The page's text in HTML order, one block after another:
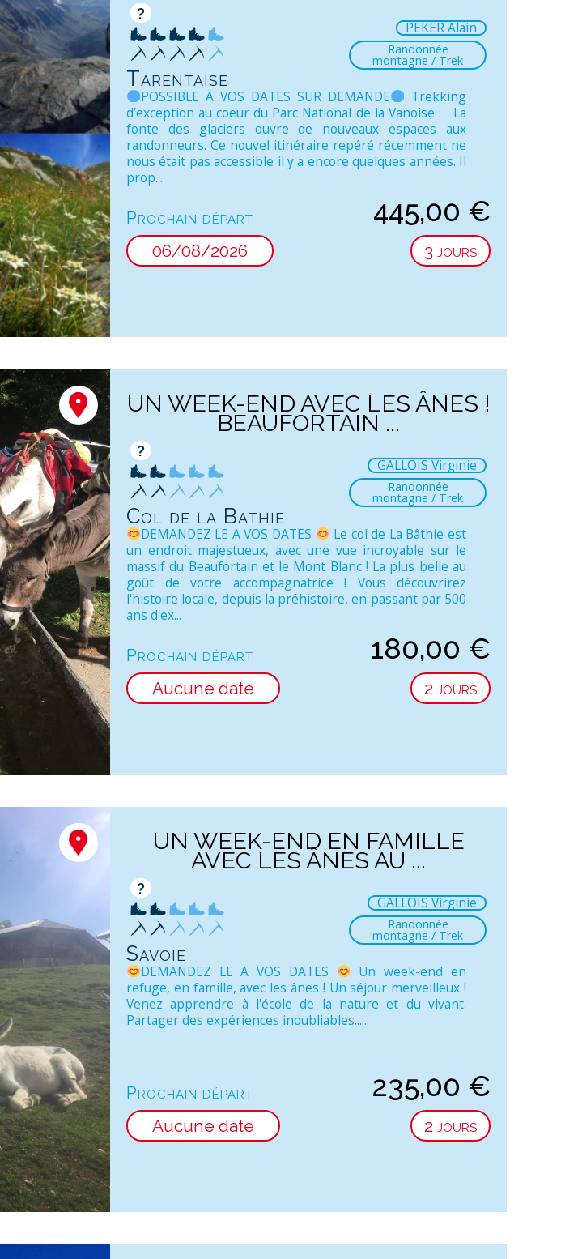
?
Tarentaise
PEKER Alain
Randonnée
montagne / Trek
POSSIBLE A VOS DATES SUR DEMANDE
Trekking
d’exception au coeur du Parc National de la Vanoise : La
fonte des glaciers ouvre de nouveaux espaces aux
randonneurs. Ce nouvel itinéraire repéré récemment ne
nous était pas accessible il y a encore quelques années. Il
prop...
Prochain départ
06/08/2026
445,00 €
3 jours
UN WEEK-END AVEC LES ÂNES !
BEAUFORTAIN ...
?
Col de la Bathie
GALLOIS Virginie
Randonnée
montagne / Trek
DEMANDEZ LE A VOS DATES
Le col de La Bâthie est
un endroit majestueux, avec une vue incroyable sur le
massif du Beaufortain et le Mont Blanc ! La plus belle au
goût de votre accompagnatrice ! Vous découvrirez
l'histoire locale, depuis la préhistoire, en passant par 500
ans d'ex...
Prochain départ
Aucune date
180,00 €
2 jours
UN WEEK-END EN FAMILLE
AVEC LES ÂNES AU ...
?
Savoie
GALLOIS Virginie
Randonnée
montagne / Trek
DEMANDEZ LE A VOS DATES
Un week-end en
refuge, en famille, avec les ânes ! Un séjour merveilleux !
Venez apprendre à l'école de la nature et du vivant.
Partager des expériences inoubliables......
Prochain départ
Aucune date
235,00 €
2 jours